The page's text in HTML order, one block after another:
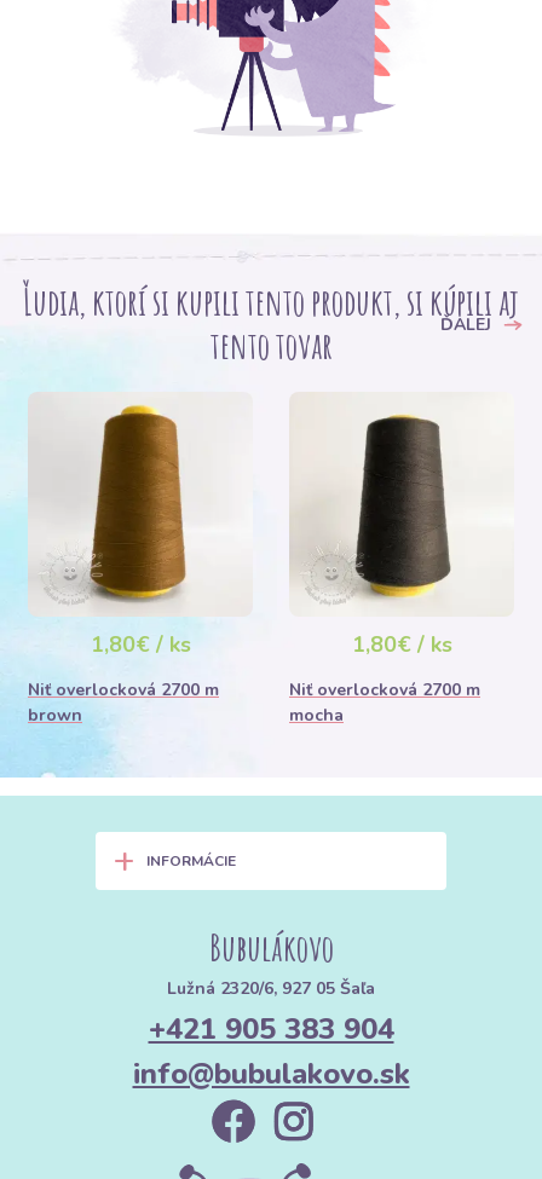
Ľudia, ktorí si kupili tento produkt, si kúpili aj
tento tovar
ĎALEJ
1,80€ / ks
Niť overlocková 2700 m
brown
1,80€ / ks
Niť overlocková 2700 m
mocha
+ INFORMÁCIE
Bubulákovo
Lužná 2320/6, 927 05 Šaľa
+421 905 383 904
info@bubulakovo.sk